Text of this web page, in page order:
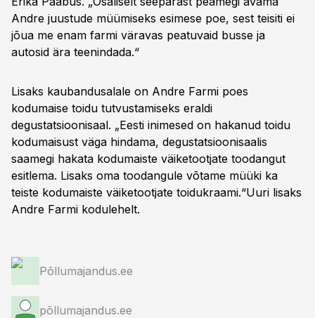
Andre juustude müümiseks esimese poe, sest teisiti ei
jõua me enam farmi väravas peatuvaid busse ja
autosid ära teenindada.“
Lisaks kaubandusalale on Andre Farmi poes
kodumaise toidu tutvustamiseks eraldi
degustatsioonisaal. „Eesti inimesed on hakanud toidu
kodumaisust väga hindama, degustatsioonisaalis
saamegi hakata kodumaiste väiketootjate toodangut
esitlema. Lisaks oma toodangule võtame müüki ka
teiste kodumaiste väiketootjate toidukraami.“Uuri lisaks
Andre Farmi kodulehelt.
Põllumajandus.ee
põllumajandus.ee